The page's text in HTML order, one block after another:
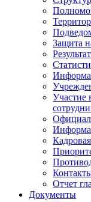
Защита
Участие
Отчет
Документы